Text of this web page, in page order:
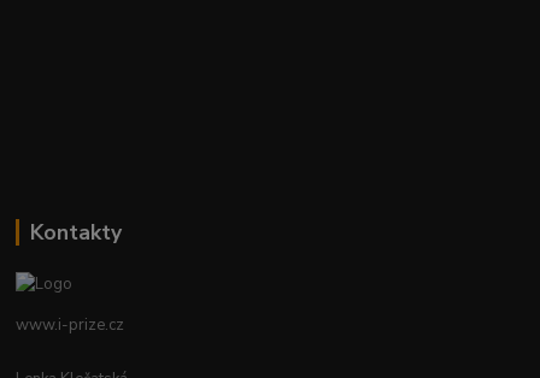
Kontakty
www.i-prize.cz